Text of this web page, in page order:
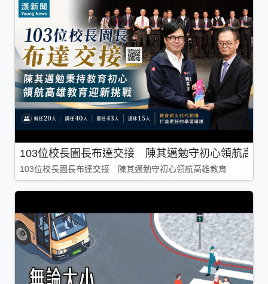
103位校長園長布達交接 陳其邁勉守初心領航高雄
103位校長園長布達交接 陳其邁勉守初心領航高雄教育